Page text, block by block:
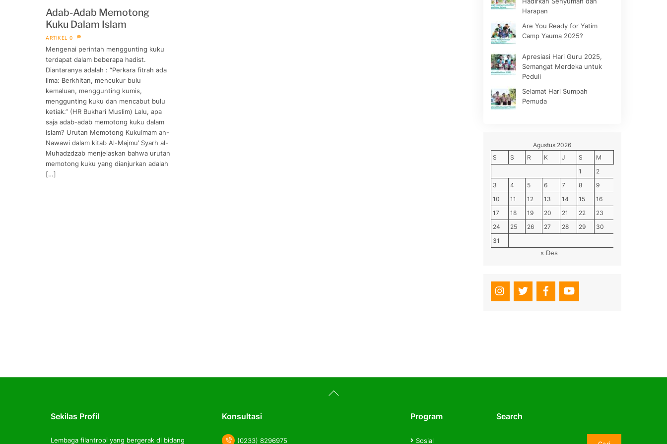
Adab-Adab Memotong
Kuku Dalam Islam
ARTIKEL 0
Mengenai perintah menggunting kuku
terdapat dalam beberapa hadist.
Diantaranya adalah : “Perkara fitrah ada
lima: Berkhitan, mencukur bulu
kemaluan, menggunting kumis,
menggunting kuku dan mencabut bulu
ketiak.” (HR Bukhari Muslim) Lalu, apa
saja adab-adab memotong kuku dalam
Islam? Urutan Memotong KukuImam an-
Nawawi dalam kitab Al-Majmu’ Syarh al-
Muhadzdzab menjelaskan bahwa urutan
memotong kuku yang dianjurkan adalah
[…]
Harapan
Are You Ready for Yatim
Camp Yauma 2025?
Apresiasi Hari Guru 2025,
Semangat Merdeka untuk
Peduli
Selamat Hari Sumpah
Pemuda
Agustus 2026
S
S R K J S
M
1
2
3
4 5 6 7 8
9
10
11 12 13 14 15
16
17
18 19 20 21 22
23
24
25 26 27 28 29
30
31
« Des
Back
To
Sekilas Profil
Lembaga filantropi yang bergerak di bidang
Konsultasi
(0233) 8296975
Program
Sosial
Search